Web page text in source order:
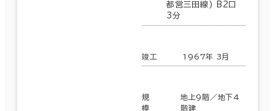
都営三田線) B2口
3分
竣工 1967年 3月
規
模
地上9階／地下4
階建